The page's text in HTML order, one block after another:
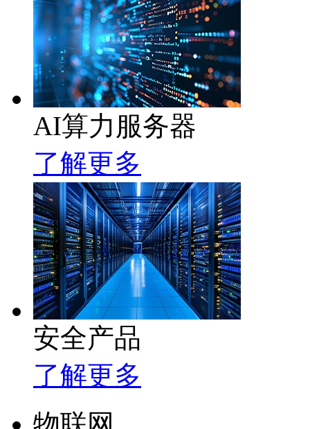
AI算力服务器
了解更多
安全产品
了解更多